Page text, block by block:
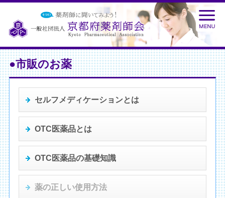
●市販のお薬
セルフメディケーションとは
OTC医薬品とは
OTC医薬品の基礎知識
薬の正しい使用方法